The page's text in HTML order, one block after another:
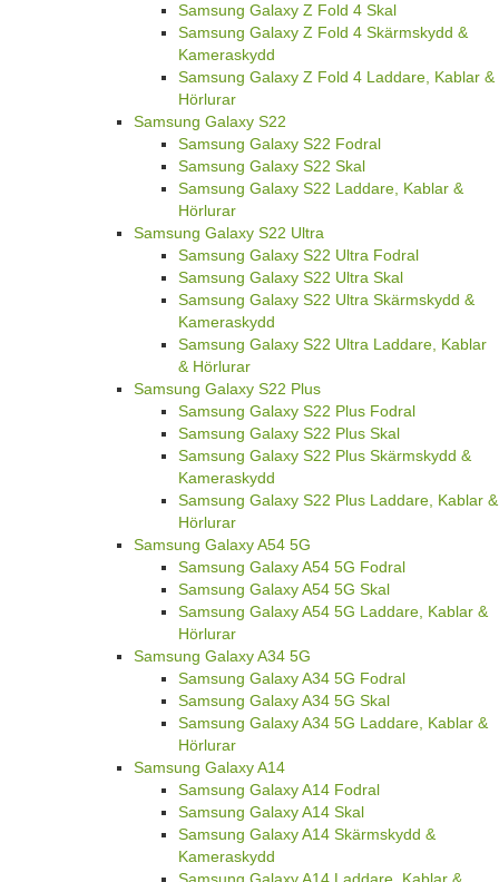
Samsung Galaxy Z Fold 4 Skal
Samsung Galaxy Z Fold 4 Skärmskydd &
Kameraskydd
Samsung Galaxy Z Fold 4 Laddare, Kablar &
Hörlurar
Samsung Galaxy S22
Samsung Galaxy S22 Fodral
Samsung Galaxy S22 Skal
Samsung Galaxy S22 Laddare, Kablar &
Hörlurar
Samsung Galaxy S22 Ultra
Samsung Galaxy S22 Ultra Fodral
Samsung Galaxy S22 Ultra Skal
Samsung Galaxy S22 Ultra Skärmskydd &
Kameraskydd
Samsung Galaxy S22 Ultra Laddare, Kablar
& Hörlurar
Samsung Galaxy S22 Plus
Samsung Galaxy S22 Plus Fodral
Samsung Galaxy S22 Plus Skal
Samsung Galaxy S22 Plus Skärmskydd &
Kameraskydd
Samsung Galaxy S22 Plus Laddare, Kablar &
Hörlurar
Samsung Galaxy A54 5G
Samsung Galaxy A54 5G Fodral
Samsung Galaxy A54 5G Skal
Samsung Galaxy A54 5G Laddare, Kablar &
Hörlurar
Samsung Galaxy A34 5G
Samsung Galaxy A34 5G Fodral
Samsung Galaxy A34 5G Skal
Samsung Galaxy A34 5G Laddare, Kablar &
Hörlurar
Samsung Galaxy A14
Samsung Galaxy A14 Fodral
Samsung Galaxy A14 Skal
Samsung Galaxy A14 Skärmskydd &
Kameraskydd